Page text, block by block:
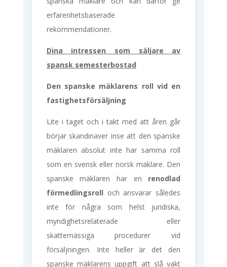
erfarenhetsbaserade
rekommendationer.
Dina intressen som säljare av
spansk semesterbostad
Den spanske mäklarens roll vid en
fastighetsförsäljning
Lite i taget och i takt med att åren går
börjar skandinaver inse att den spanske
mäklaren absolut inte har samma roll
som en svensk eller norsk mäklare. Den
spanske mäklaren har en renodlad
förmedlingsroll och ansvarar således
inte för några som helst juridiska,
myndighetsrelaterade eller
skattemässiga procedurer vid
försäljningen. Inte heller är det den
spanske mäklarens uppgift att slå vakt